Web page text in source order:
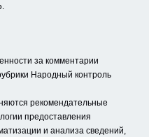
за комментарии
Народный контроль
рекомендательные
предоставления
и анализа сведений,